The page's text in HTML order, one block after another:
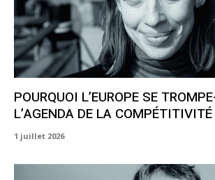
POURQUOI L’EUROPE SE
L’AGENDA DE LA
1 juillet 2026